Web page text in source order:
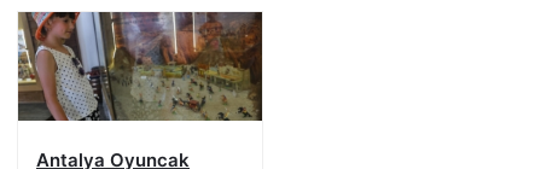
Antalya Oyuncak